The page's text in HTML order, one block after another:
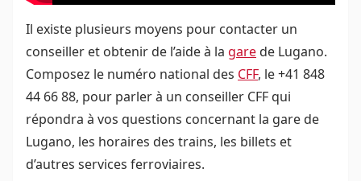
Il existe plusieurs moyens pour contacter un
conseiller et obtenir de l’aide à la gare de Lugano.
Composez le numéro national des CFF, le +41 848
44 66 88, pour parler à un conseiller CFF qui
répondra à vos questions concernant la gare de
Lugano, les horaires des trains, les billets et
d’autres services ferroviaires.